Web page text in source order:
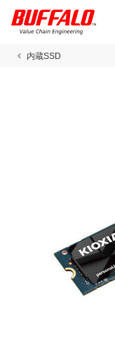
内蔵SSD